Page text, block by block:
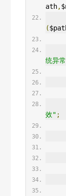
ath,
(
统异
效" ;